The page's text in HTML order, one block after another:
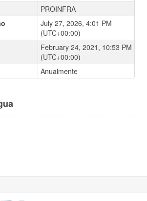
PROINFRA
July 27, 2026, 4:01 PM
(UTC+00:00)
February 24, 2021, 10:53 PM
(UTC+00:00)
Anualmente